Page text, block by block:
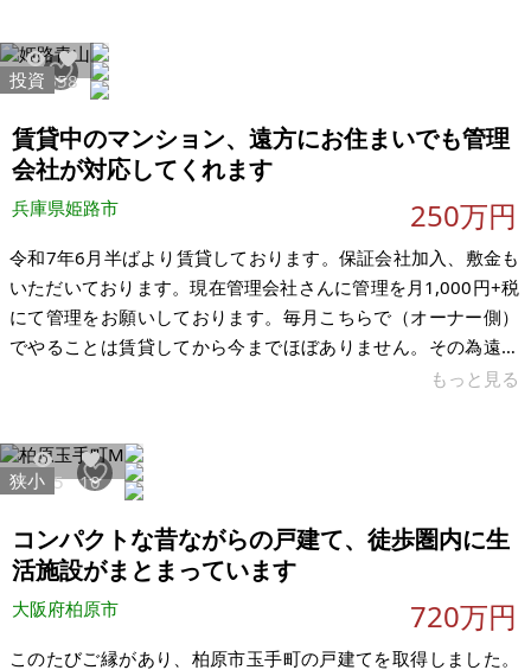
ロンなどの小規模店舗としての活用や、デザイン事務所・アト
リエなどにも適しています。静かな住環境の中で「隠れ家的な
拠点」を持ちたい方におすすめです。 当方ではこれまで、比較
的軽微な修繕で賃貸活用
632658
投資
賃貸中のマンション、遠方にお住まいでも管理
会社が対応してくれます
兵庫県姫路市 250万円
令和7年6月半ばより賃貸しております。保証会社加入、敷金も
いただいております。現在管理会社さんに管理を月1,000円+税
にて管理をお願いしております。毎月こちらで（オーナー側）
でやることは賃貸してから今までほぼありません。その為遠方
以上） 物件の状態は、水回り（ユニットバス）は5～6年前程に
以前の持ち主さんが交換しており、独立洗面台もおそらく同じ
時期に交換していると思われます。また半年ほど前の入居募集
もっと見る
2705 10
狭小
コンパクトな昔ながらの戸建て、徒歩圏内に生
活施設がまとまっています
大阪府柏原市 720万円
このたびご縁があり、柏原市玉手町の戸建てを取得しました。